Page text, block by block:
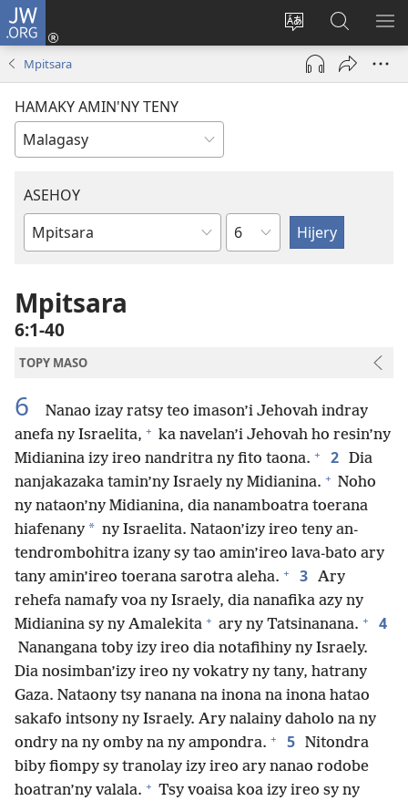
JW.ORG
Hiova
fiteny
Hiditra
(manokatra
rohy)
ato
Amin’ny
Mpitsara
HAMAKY AMIN'NY TENY
ASEHOY
Boky
Amin’ny
Baiboly
Toko
Mpitsara
6:1-40
TOPY MASO
6
Nanao izay ratsy teo imason’i Jehovah indray
anefa ny Israelita, + ka navelan’i Jehovah ho resin’ny
Midianina izy ireo nandritra ny fito taona. + 2 Dia
nanjakazaka tamin’ny Israely ny Midianina. + Noho
ny nataon’ny Midianina, dia nanamboatra toerana
hiafenany * ny Israelita. Nataon’izy ireo teny an-
tendrombohitra izany sy tao amin’ireo lava-bato ary
tany amin’ireo toerana sarotra aleha. + 3 Ary
rehefa namafy voa ny Israely, dia nanafika azy ny
Midianina sy ny Amalekita + ary ny Tatsinanana. + 4
Nanangana toby izy ireo dia notafihiny ny Israely.
Dia nosimban’izy ireo ny vokatry ny tany, hatrany
Gaza. Nataony tsy nanana na inona na inona hatao
sakafo intsony ny Israely. Ary nalainy daholo na ny
ondry na ny omby na ny ampondra. + 5 Nitondra
biby fiompy sy tranolay izy ireo ary nanao rodobe
hoatran’ny valala. + Tsy voaisa koa izy ireo sy ny